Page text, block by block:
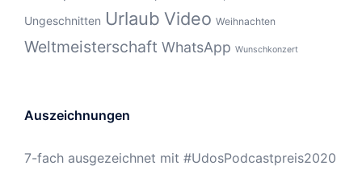
Ungeschnitten Urlaub Video Weihnachten
Weltmeisterschaft WhatsApp Wunschkonzert
Auszeichnungen
7-fach ausgezeichnet mit #UdosPodcastpreis2020